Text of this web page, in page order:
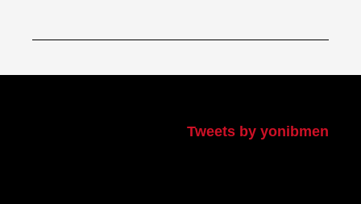
Tweets by yonibmen